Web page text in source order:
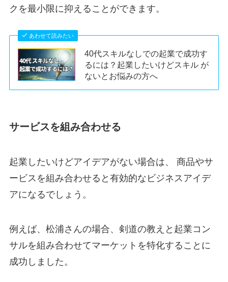
クを最小限に抑えることができます。
あわせて読みたい
40代スキルなしでの起業で成功す
るには？起業したいけどスキル が
ないとお悩みの方へ
サービスを組み合わせる
起業したいけどアイデアがない場合は、 商品やサ
ービスを組み合わせると有効的なビジネスアイデ
アになるでしょう。
例えば、松浦さんの場合、剣道の教えと起業コン
サルを組み合わせてマーケットを特化することに
成功しました。